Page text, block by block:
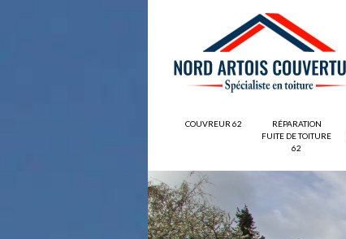
COUVREUR 62
RÉPARATION
FUITE DE TOITURE
62